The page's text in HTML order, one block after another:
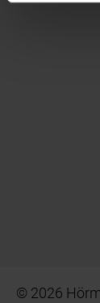
© 2026